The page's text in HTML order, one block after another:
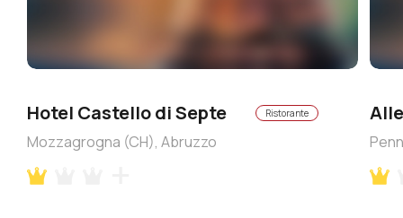
Hotel Castello di Septe Ristorante
Mozzagrogna (CH), Abruzzo